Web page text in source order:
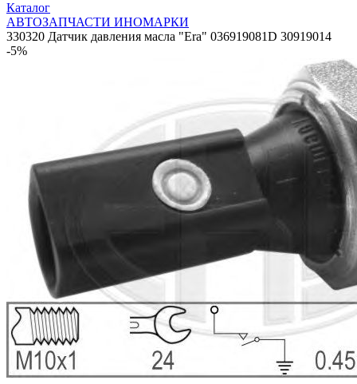
Каталог
АВТОЗАПЧАСТИ ИНОМАРКИ
330320 Датчик давления масла "Era" 036919081D 30919014
-5%